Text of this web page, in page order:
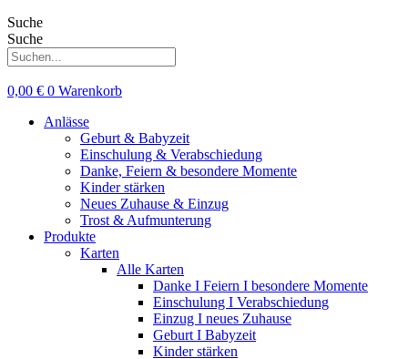
Suche
Suche
0,00 € 0 Warenkorb
Anlässe
Geburt & Babyzeit
Einschulung & Verabschiedung
Danke, Feiern & besondere Momente
Kinder stärken
Neues Zuhause & Einzug
Trost & Aufmunterung
Produkte
Karten
Alle Karten
Danke I Feiern I besondere Momente
Einschulung I Verabschiedung
Einzug I neues Zuhause
Geburt I Babyzeit
Kinder stärken